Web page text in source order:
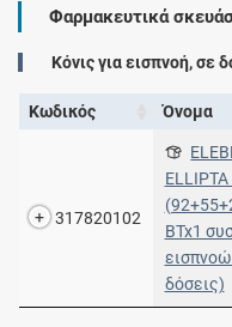
Φαρμακευτικά
Κόνις για εισπνοή, σε
Κωδικός Όνομα
317820102
BTx1
δόσεις)